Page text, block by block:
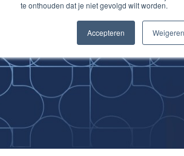
te onthouden dat je niet gevolgd wilt worden.
Accepteren Weigeren
Improving
Medical Skills